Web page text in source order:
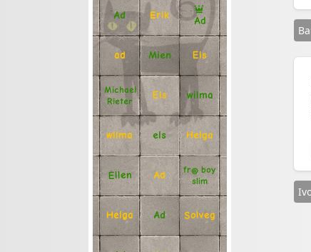
Ad Erik
Ad
ad Mien Els
Michael
Rieter
Els wilma
wilma els Helga
Ellen Ad fr@ boy
slim
Helga Ad Solveg